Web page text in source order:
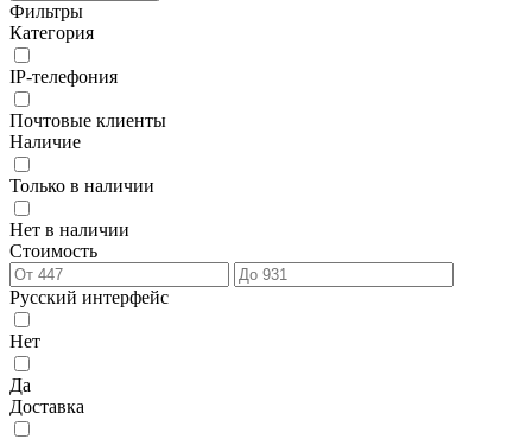
Фильтры
Категория
IP-телефония
Почтовые клиенты
Наличие
Только в наличии
Нет в наличии
Стоимость
Русский интерфейс
Нет
Да
Доставка